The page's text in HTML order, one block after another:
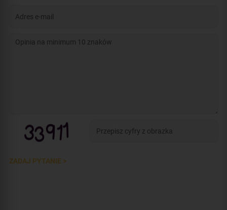
ZADAJ PYTANIE >